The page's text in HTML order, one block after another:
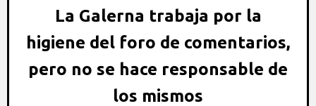
La Galerna trabaja por la
higiene del foro de comentarios,
pero no se hace responsable de
los mismos